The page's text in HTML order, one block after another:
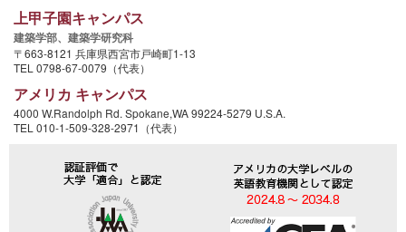
上甲子園キャンパス
建築学部、 建築学研究科
〒663-8121 兵庫県西宮市戸崎町1-13
TEL 0798-67-0079（代表）
アメリカ キャンパス
4000 W.Randolph Rd. Spokane,WA 99224-5279 U.S.A.
TEL 010-1-509-328-2971（代表）